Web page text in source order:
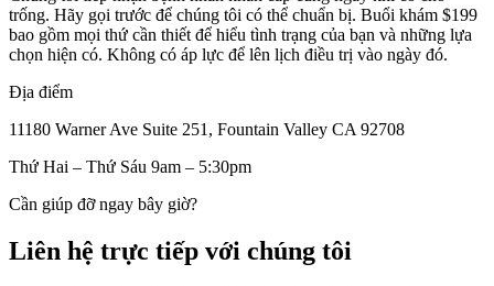
trống. Hãy gọi trước để chúng tôi có thể chuẩn bị. Buổi khám $199
bao gồm mọi thứ cần thiết để hiểu tình trạng của bạn và những lựa
chọn hiện có. Không có áp lực để lên lịch điều trị vào ngày đó.
Địa điểm
11180 Warner Ave Suite 251, Fountain Valley CA 92708
Thứ Hai – Thứ Sáu 9am – 5:30pm
Cần giúp đỡ ngay bây giờ?
Liên hệ trực tiếp với chúng tôi